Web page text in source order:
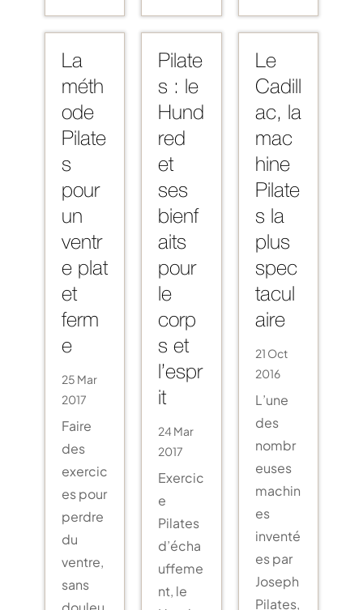
La
méth
ode
Pilate
s
pour
un
ventr
e plat
et
ferm
e
25 Mar
2017
Faire
des
exercic
es pour
perdre
du
ventre,
sans
Pilate
s : le
Hund
red
et
ses
bienf
aits
pour
le
corp
s et
l’espr
it
24 Mar
2017
Exercic
e
Pilates
d’écha
uffeme
nt, le
Le
Cadill
ac, la
mac
hine
Pilate
s la
plus
spec
tacul
aire
21 Oct
2016
L’une
des
nombr
euses
machin
es
inventé
es par
Joseph
Pilates,